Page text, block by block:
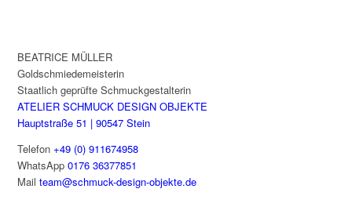
BEATRICE MÜLLER
Goldschmiedemeisterin
Staatlich geprüfte Schmuckgestalterin
ATELIER SCHMUCK DESIGN OBJEKTE
Hauptstraße 51 | 90547 Stein
Telefon+49 (0) 911674958
WhatsApp0176 36377851
Mailteam@schmuck-design-objekte.de